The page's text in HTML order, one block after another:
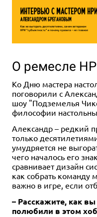
О ремесле
Ко Дню мастера
поговорили с
шоу "Подземелья
философии
Александр – редкий
только
умудряется не
чего началось его
сравнивает дизайн
как собрать команду
важно в игре, если
– Расскажите, как
полюбили в этом